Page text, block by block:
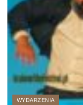
WYDARZENIA